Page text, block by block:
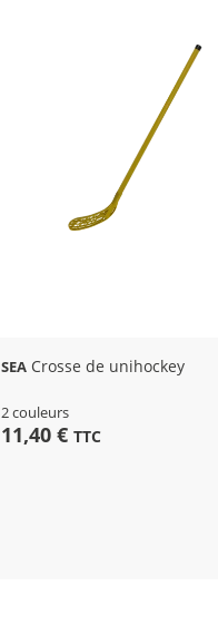
SEA Crosse de unihockey
2 couleurs
11,40 € TTC